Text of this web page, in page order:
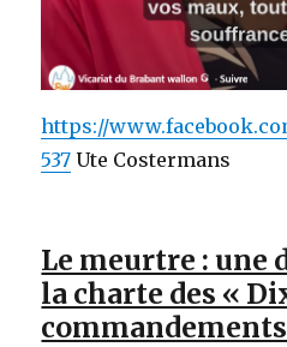
https://
537 Ute Costermans
Le meurtre : une
la charte des «